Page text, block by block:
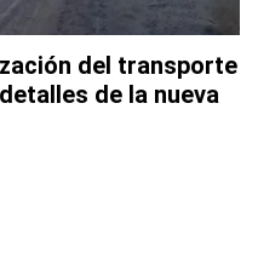
del transporte
de la nueva